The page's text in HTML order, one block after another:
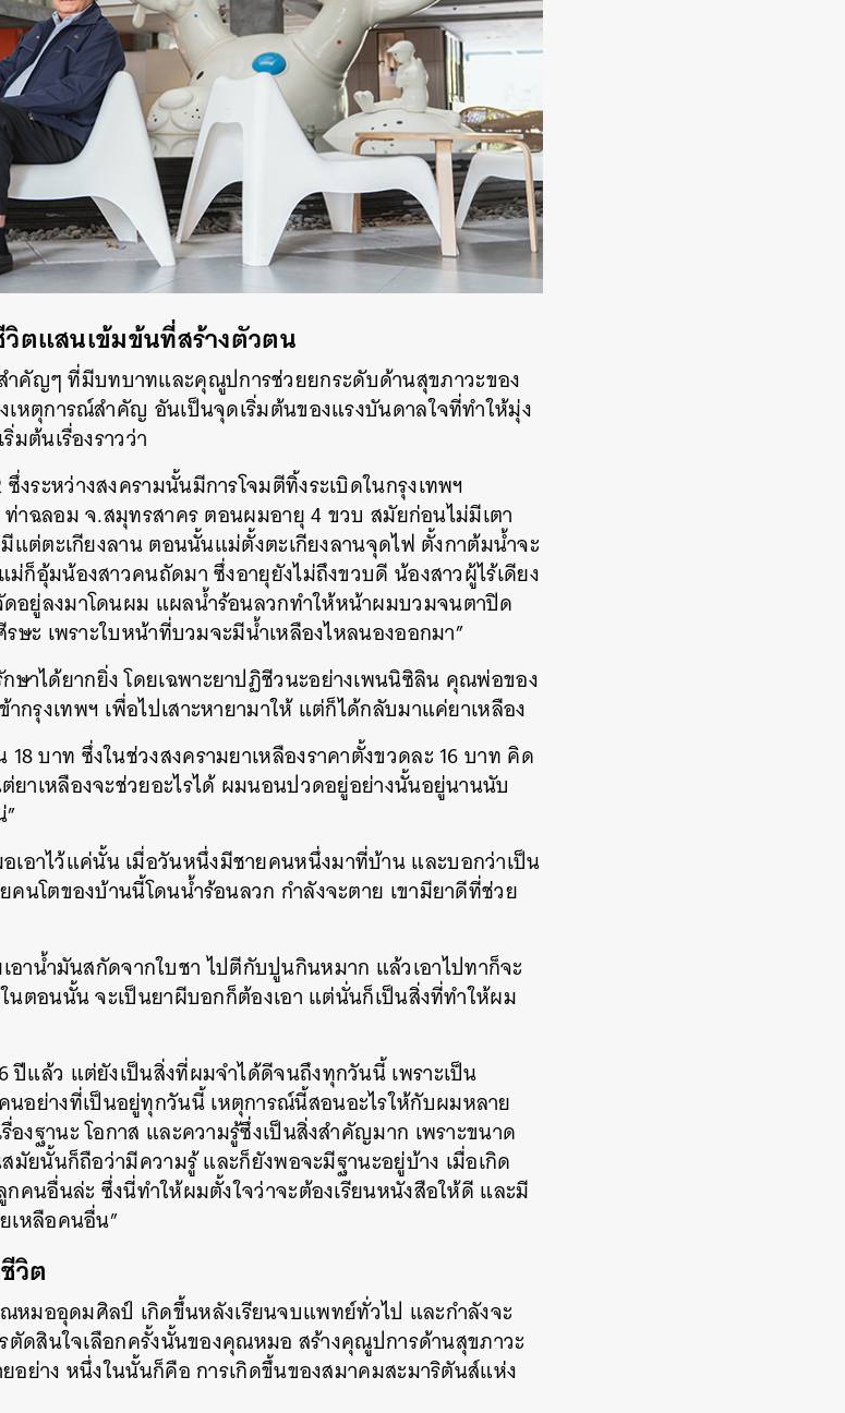
ตแสนเข้มข้นที่สร้างตัวตน
คัญๆ ที่มีบทบาทและคุณูปการช่วยยกระดับด้านสุขภาวะของ
หตุการณ์สำคัญ อันเป็นจุดเริ่มต้นของแรงบันดาลใจที่ทำให้มุ่ง
ต้นเรื่องราวว่า
งระหว่างสงครามนั้นมีการโจมตีทิ้งระเบิดในกรุงเทพฯ
าฉลอม จ.สมุทรสาคร ตอนผมอายุ 4 ขวบ สมัยก่อนไม่มีเตา
แต่ตะเกียงลาน ตอนนั้นแม่ตั้งตะเกียงลานจุดไฟ ตั้งกาต้มน้ำจะ
อุ้มน้องสาวคนถัดมา ซึ่งอายุยังไม่ถึงขวบดี น้องสาวผู้ไร้เดียง
อยู่ลงมาโดนผม แผลน้ำร้อนลวกทำให้หน้าผมบวมจนตาปิด
ษะ เพราะใบหน้าที่บวมจะมีน้ำเหลืองไหลนองออกมา”
ษาได้ยากยิ่ง โดยเฉพาะยาปฏิชีวนะอย่างเพนนิซิลิน คุณพ่อของ
รุงเทพฯ เพื่อไปเสาะหายามาให้ แต่ก็ได้กลับมาแค่ยาเหลือง
บาท ซึ่งในช่วงสงครามยาเหลืองราคาตั้งขวดละ 16 บาท คิด
าเหลืองจะช่วยอะไรได้ ผมนอนปวดอยู่อย่างนั้นอยู่นานนับ
อาไว้แค่นั้น เมื่อวันหนึ่งมีชายคนหนึ่งมาที่บ้าน และบอกว่าเป็น
นโตของบ้านนี้โดนน้ำร้อนลวก กำลังจะตาย เขามียาดีที่ช่วย
น้ำมันสกัดจากใบชา ไปตีกับปูนกินหมาก แล้วเอาไปทาก็จะ
ตอนนั้น จะเป็นยาผีบอกก็ต้องเอา แต่นั่นก็เป็นสิ่งที่ทำให้ผม
ปีแล้ว แต่ยังเป็นสิ่งที่ผมจำได้ดีจนถึงทุกวันนี้ เพราะเป็น
ย่างที่เป็นอยู่ทุกวันนี้ เหตุการณ์นี้สอนอะไรให้กับผมหลาย
งฐานะ โอกาส และความรู้ซึ่งเป็นสิ่งสำคัญมาก เพราะขนาด
มัยนั้นก็ถือว่ามีความรู้ และก็ยังพอจะมีฐานะอยู่บ้าง เมื่อเกิด
คนอื่นล่ะ ซึ่งนี่ทำให้ผมตั้งใจว่าจะต้องเรียนหนังสือให้ดี และมี
เหลือคนอื่น”
วิต
มออุดมศิลป์ เกิดขึ้นหลังเรียนจบแพทย์ทั่วไป และกำลังจะ
ตัดสินใจเลือกครั้งนั้นของคุณหมอ สร้างคุณูปการด้านสุขภาวะ
อย่าง หนึ่งในนั้นก็คือ การเกิดขึ้นของสมาคมสะมาริตันส์แห่ง